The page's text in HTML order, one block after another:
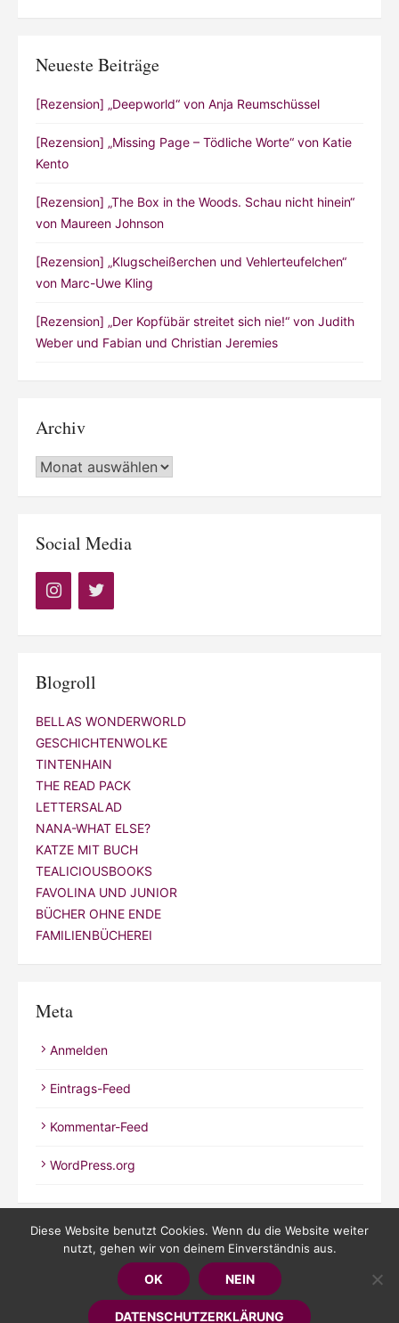
Neueste Beiträge
[Rezension] „Deepworld“ von Anja Reumschüssel
[Rezension] „Missing Page – Tödliche Worte“ von Katie
Kento
[Rezension] „The Box in the Woods. Schau nicht hinein“
von Maureen Johnson
[Rezension] „Klugscheißerchen und Vehlerteufelchen“
von Marc-Uwe Kling
[Rezension] „Der Kopfübär streitet sich nie!“ von Judith
Weber und Fabian und Christian Jeremies
Archiv
Archiv
Social Media
Blogroll
BELLAS WONDERWORLD
GESCHICHTENWOLKE
TINTENHAIN
THE READ PACK
LETTERSALAD
NANA-WHAT ELSE?
KATZE MIT BUCH
TEALICIOUSBOOKS
FAVOLINA UND JUNIOR
BÜCHER OHNE ENDE
FAMILIENBÜCHEREI
Meta
Anmelden
Eintrags-Feed
Kommentar-Feed
WordPress.org
© 2026 Kathrineverdeen
Powered by WordPress / Theme by Design Lab
Diese Website benutzt Cookies. Wenn du die Website weiter
nutzt, gehen wir von deinem Einverständnis aus.
OK NEIN
DATENSCHUTZERKLÄRUNG